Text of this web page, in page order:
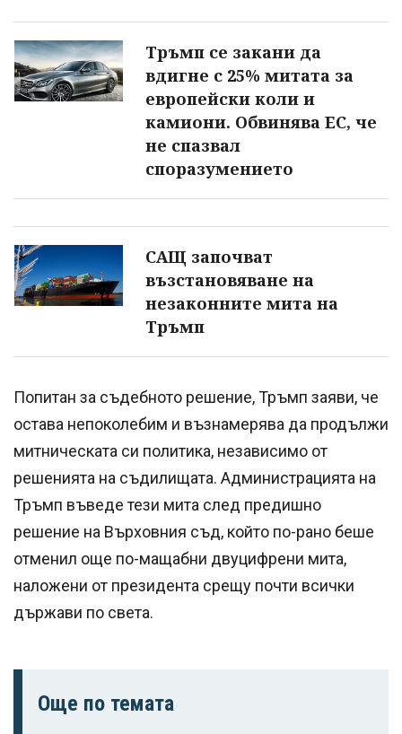
Тръмп се закани да
вдигне с 25% митата за
европейски коли и
камиони. Обвинява ЕС, че
не спазвал
споразумението
САЩ започват
възстановяване на
незаконните мита на
Тръмп
Попитан за съдебното решение, Тръмп заяви, че
остава непоколебим и възнамерява да продължи
митническата си политика, независимо от
решенията на съдилищата. Администрацията на
Тръмп въведе тези мита след предишно
решение на Върховния съд, който по-рано беше
отменил още по-мащабни двуцифрени мита,
наложени от президента срещу почти всички
държави по света.
Още по темата